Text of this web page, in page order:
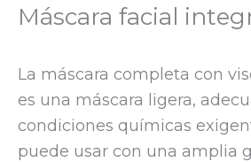
Máscara facial
La máscara completa con
es una máscara ligera,
condiciones químicas
puede usar con una amplia